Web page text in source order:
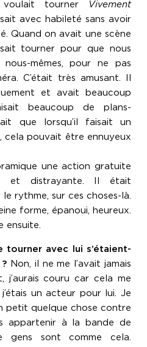
voulait tourner
Vivement
avec habileté sans avoir
Quand on avait une scène
tourner pour que nous
mêmes, pour ne pas
C’était très amusant. Il
et avait beaucoup
beaucoup de plans-
que lorsqu’il faisait un
cela pouvait être ennuyeux
une action gratuite
et distrayante. Il était
rythme, sur ces choses-là.
forme, épanoui, heureux.
ensuite.
tourner avec lui s’étaient-
Non, il ne me l’avait jamais
j’aurais couru car cela me
un acteur pour lui. Je
petit quelque chose contre
appartenir à la bande de
gens sont comme cela.